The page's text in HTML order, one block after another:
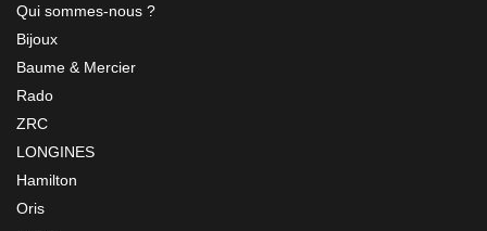
Qui sommes-nous ?
Bijoux
Baume & Mercier
Rado
ZRC
LONGINES
Hamilton
Oris